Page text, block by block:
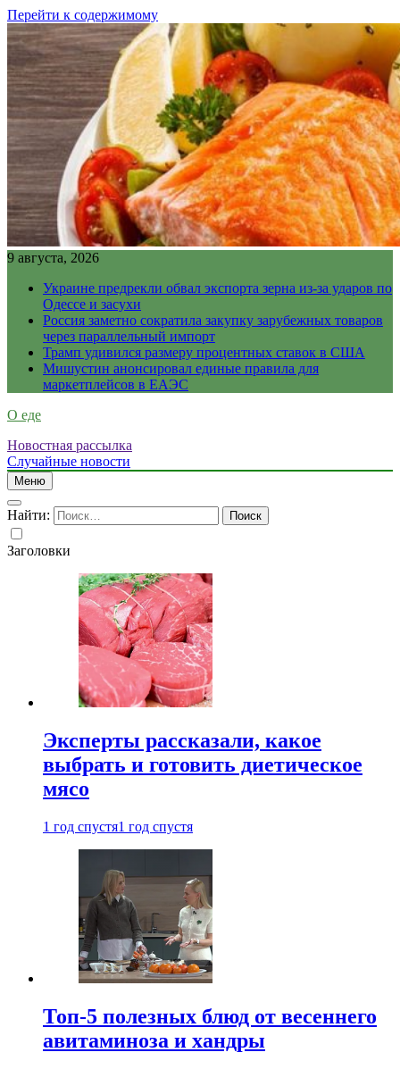
Перейти к содержимому
9 августа, 2026
Украине предрекли обвал экспорта зерна из-за ударов по
Одессе и засухи
Россия заметно сократила закупку зарубежных товаров
через параллельный импорт
Трамп удивился размеру процентных ставок в США
Мишустин анонсировал единые правила для
маркетплейсов в ЕАЭС
О еде
Новостная рассылка
Случайные новости
Меню
Найти:
Заголовки
Эксперты рассказали, какое
выбрать и готовить диетическое
мясо
1 год спустя1 год спустя
Топ-5 полезных блюд от весеннего
авитаминоза и хандры